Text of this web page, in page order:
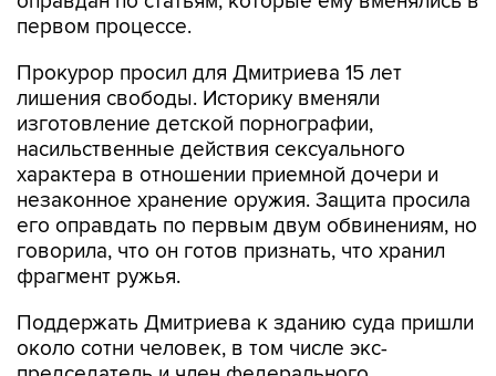
первом процессе.
Прокурор просил для Дмитриева 15 лет
лишения свободы. Историку вменяли
изготовление детской порнографии,
насильственные действия сексуального
характера в отношении приемной дочери и
незаконное хранение оружия. Защита просила
его оправдать по первым двум обвинениям, но
говорила, что он готов признать, что хранил
фрагмент ружья.
Поддержать Дмитриева к зданию суда пришли
около сотни человек, в том числе экс-